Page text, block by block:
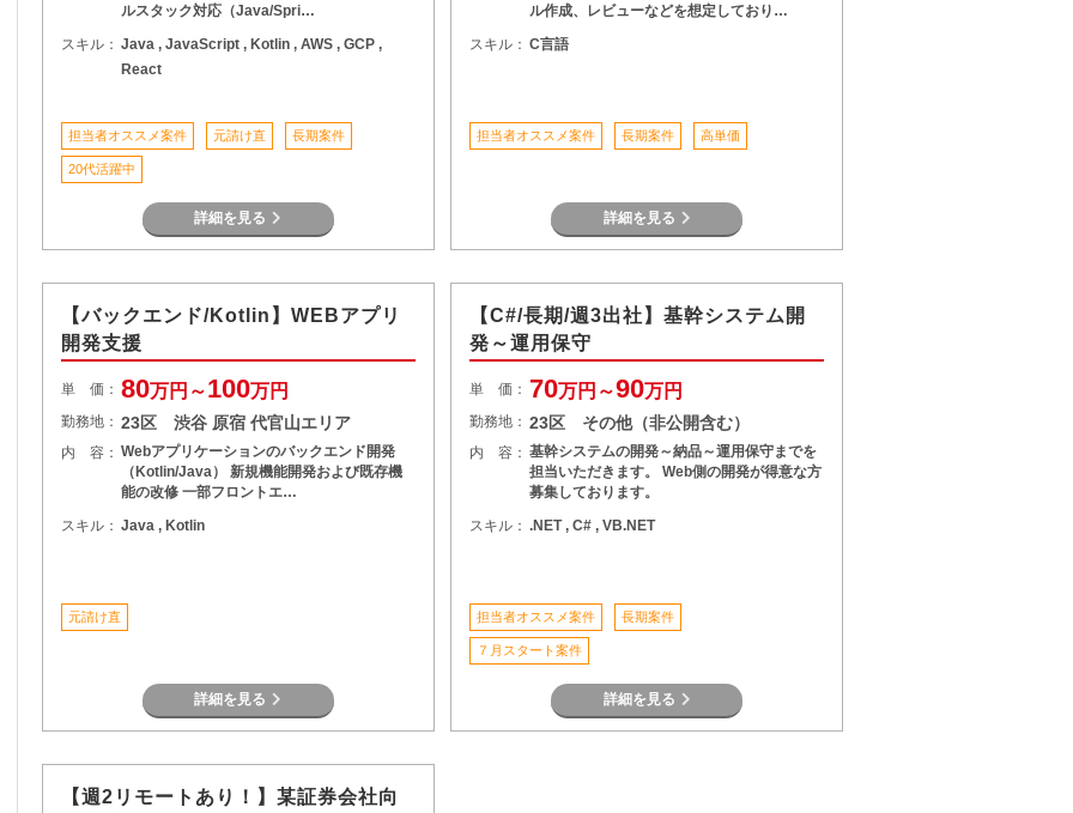
ルスタック対応（Java/Spri…
スキル： Java , JavaScript , Kotlin , AWS , GCP ,
React
担当者オススメ案件 元請け直 長期案件
20代活躍中
詳細を見る
ル作成、レビューなどを想定しており…
スキル： C言語
担当者オススメ案件 長期案件 高単価
詳細を見る
【バックエンド/Kotlin】WEBアプリ
開発支援
単 価： 80万円～100万円
勤務地： 23区 渋谷 原宿 代官山エリア
内 容： Webアプリケーションのバックエンド開発
（Kotlin/Java） 新規機能開発および既存機
能の改修 一部フロントエ…
スキル： Java , Kotlin
元請け直
詳細を見る
【C#/長期/週3出社】基幹システム開
発～運用保守
単 価： 70万円～90万円
勤務地： 23区 その他（非公開含む）
内 容： 基幹システムの開発～納品～運用保守までを
担当いただきます。 Web側の開発が得意な方
募集しております。
スキル： .NET , C# , VB.NET
担当者オススメ案件 長期案件
７月スタート案件
詳細を見る
【週2リモートあり！】某証券会社向